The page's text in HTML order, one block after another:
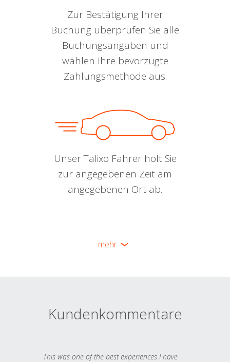
Zur Bestätigung Ihrer
Buchung überprüfen Sie alle
Buchungsangaben und
wählen Ihre bevorzugte
Zahlungsmethode aus.
Unser Talixo Fahrer holt Sie
zur angegebenen Zeit am
angegebenen Ort ab.
mehr
Kundenkommentare
This was one of the best experiences I have